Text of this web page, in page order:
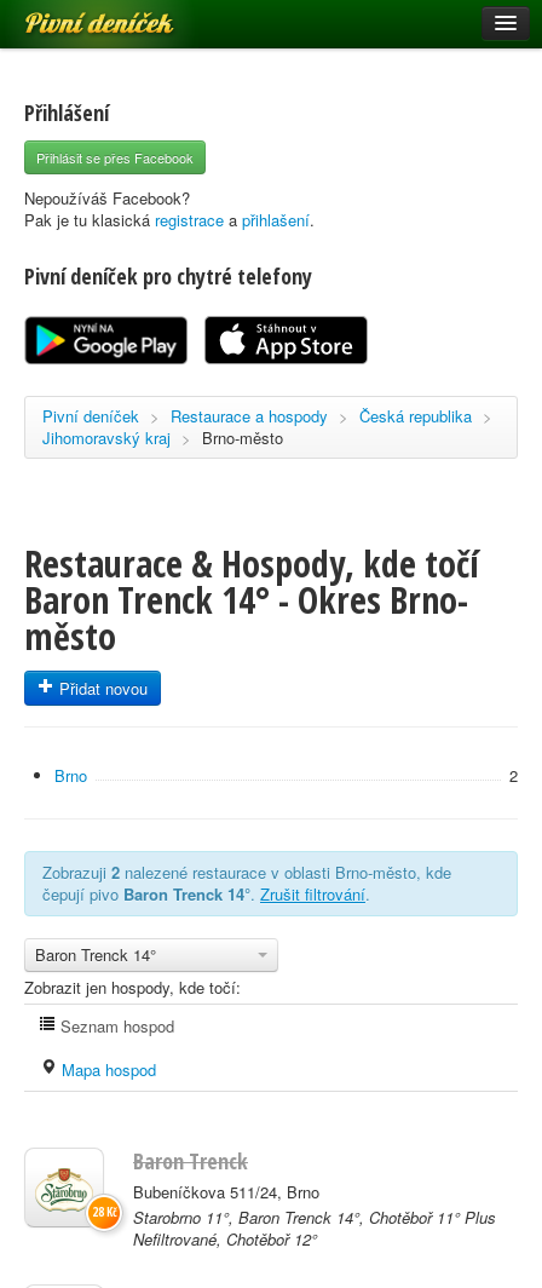
Pivní deníček
Pivní mapa
Pivní značky
Nápověda
Registrace
Přihlášení
Přihlásit se přes Facebook
Nepoužíváš Facebook?
Pak je tu klasická registrace a přihlašení.
Pivní deníček pro chytré telefony
Pivní deníček > Restaurace a hospody > Česká republika >
Jihomoravský kraj > Brno-město
Restaurace & Hospody, kde točí
Baron Trenck 14° - Okres Brno-
město
Přidat novou
Brno 2
Zobrazuji 2 nalezené restaurace v oblasti Brno-město, kde
čepují pivo Baron Trenck 14°. Zrušit filtrování.
Baron Trenck 14°
Zobrazit jen hospody, kde točí:
Seznam hospod
Mapa hospod
Baron Trenck
Bubeníčkova 511/24, Brno
Starobrno 11°, Baron Trenck 14°, Chotěboř 11° Plus
Nefiltrované, Chotěboř 12°
28 Kč